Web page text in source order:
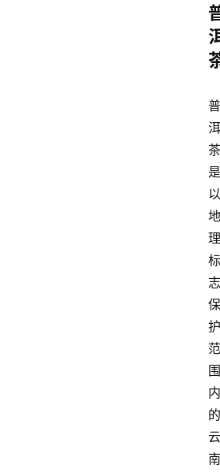
普
洱
茶
是
以
地
理
标
志
保
护
范
围
内
的
云
南